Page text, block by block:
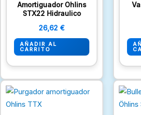
Amortiguador Ohlins
STX22 Hidraulico
26,62 €
AÑADIR AL
CARRITO